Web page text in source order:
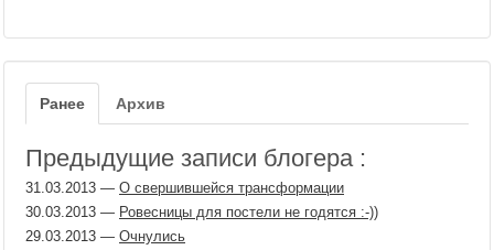
Ранее Архив
Предыдущие записи блогера :
31.03.2013 — О свершившейся трансформации
30.03.2013 — Ровесницы для постели не годятся :-))
29.03.2013 — Очнулись